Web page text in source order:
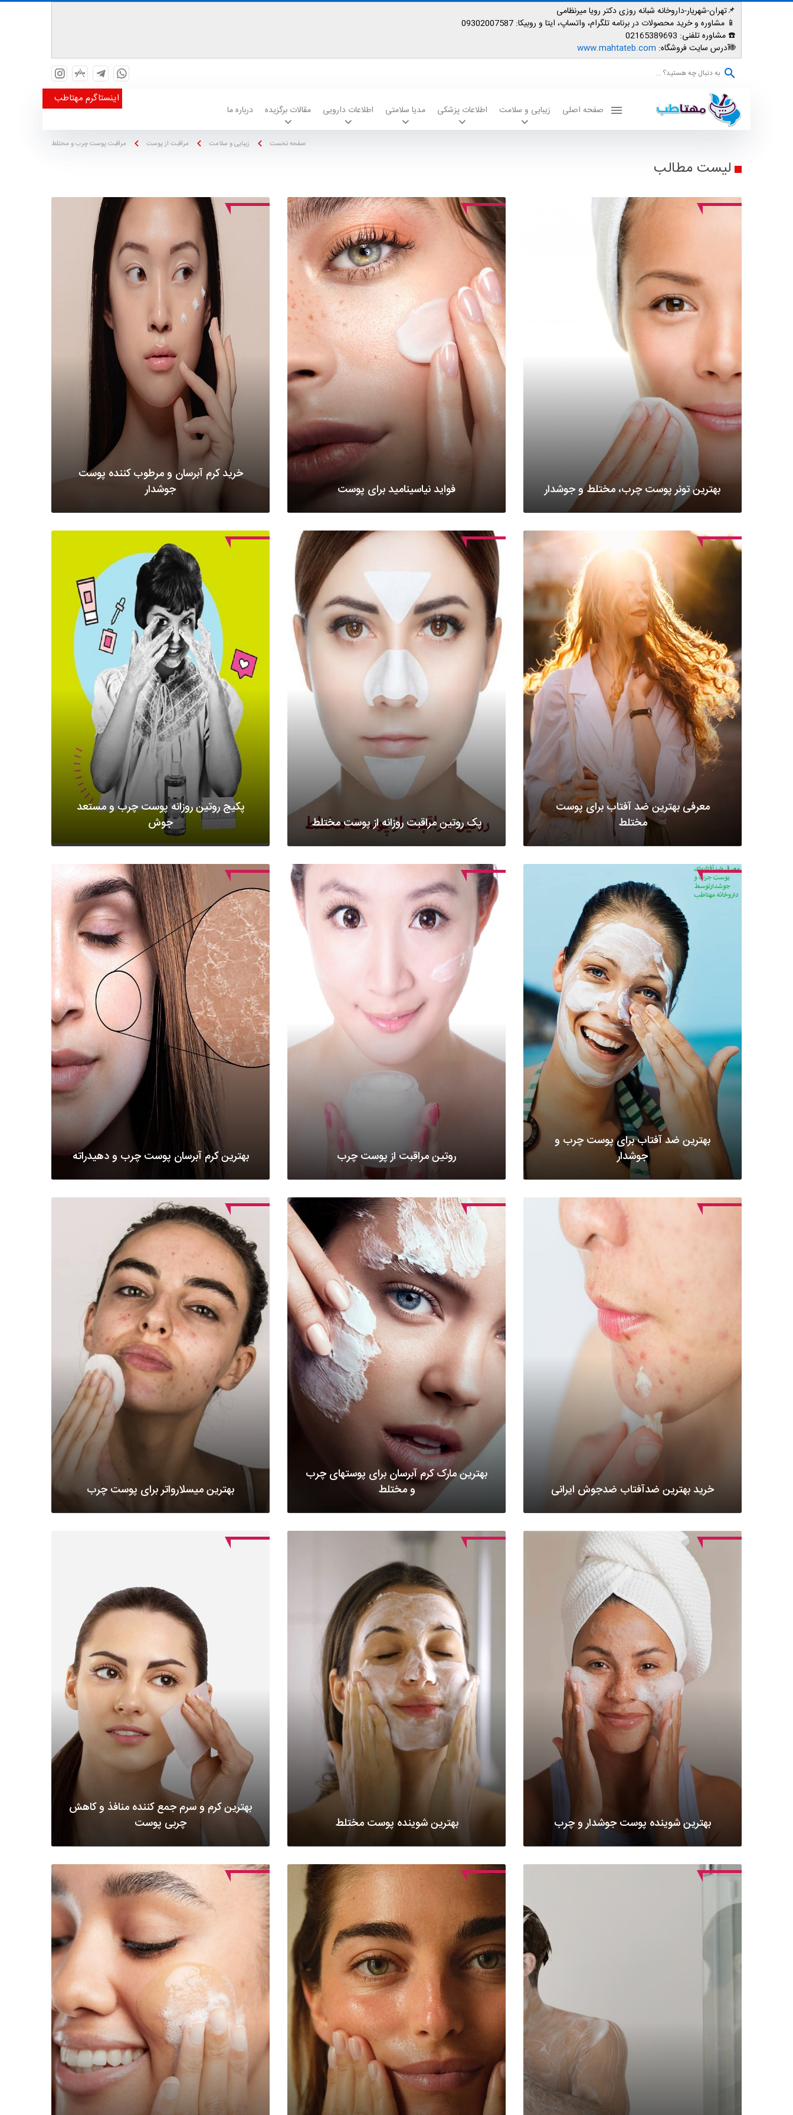
📌تهران-شهریار-داروخانه شبانه روزی دکتر رویا میرنظامی
📱 مشاوره و خرید محصولات در برنامه تلگرام، واتساپ، ایتا و روبیکا: 09302007587
☎️ مشاوره تلفنی:
🌐آدرس سایت فروشگاه: www.mahtateb.com
به دنبال چه هستید؟ ...
صفحه اصلی زیبایی و سلامت اطلاعات پزشکی مدیا سلامتی اطلاعات دارویی مقالات برگزیده درباره ما
اینستاگرم مهتاطب
صفحه نخست زیبایی و سلامت مراقبت از پوست مراقبت پوست چرب و مختلط
لیست مطالب
بهترین تونر پوست چرب، مختلط و جوشدار فواید نیاسینامید برای پوست
خرید کرم آبرسان و مرطوب کننده پوست
جوشدار
معرفی بهترین ضد آفتاب برای پوست
مختلط
پک روتین مراقبت روزانه از پوست مختلط
پکیج روتین روزانه پوست چرب و مستعد
جوش
بهترین ضد آفتاب برای پوست چرب و
جوشدار
روتین مراقبت از پوست چرب بهترین کرم آبرسان پوست چرب و دهیدراته
خرید بهترین ضدآفتاب ضدجوش ایرانی
بهترین مارک کرم آبرسان برای پوستهای چرب
و مختلط
بهترین میسلارواتر برای پوست چرب
بهترین شوینده پوست جوشدار و چرب بهترین شوینده پوست مختلط
بهترین کرم و سرم جمع کننده منافذ و کاهش
چربی پوست